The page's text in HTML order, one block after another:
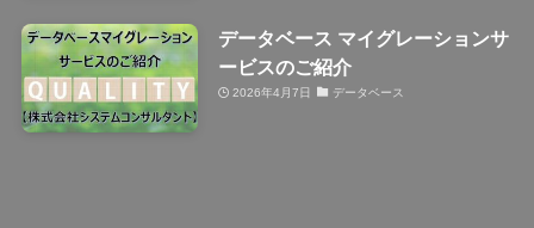
データベース マイグレーションサ
ービスのご紹介
2026年4月7日 データベース